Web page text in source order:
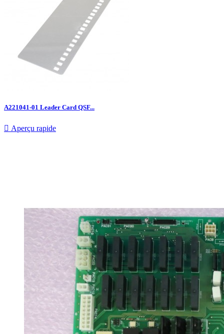
A221041-01 Leader Card QSF...
 Aperçu rapide